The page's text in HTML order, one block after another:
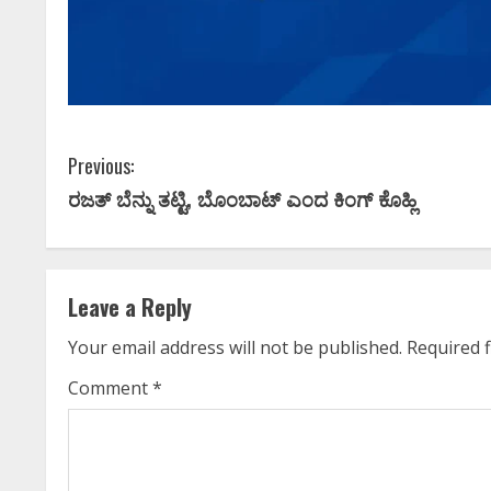
C
o
n
t
i
n
Previous:
ರಜತ್‌ ಬೆನ್ನು ತಟ್ಟಿ, ಬೊಂಬಾಟ್‌ ಎಂದ ಕಿಂಗ್‌ ಕೊಹ್ಲಿ
Leave a Reply
Your email address will not be published. Required
Comment*
ಕನ್ನಡ
ಆಘಾತ;
Ashitha S May 13, 2026